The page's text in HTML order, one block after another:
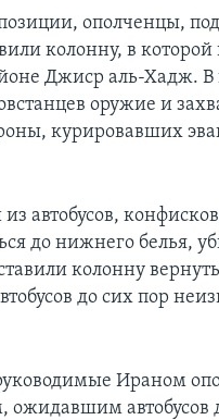
ополченцы,
колонну, в которой
Джиср аль-Хадж.
оружие и
курировавших
автобусов,
до нижнего белья,
колонну
до сих пор
Ираном
автобусов